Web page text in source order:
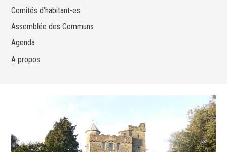
Comités d’habitant-es
Assemblée des Communs
Agenda
A propos